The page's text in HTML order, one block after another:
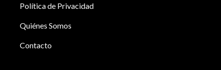
Política de Privacidad
Quiénes Somos
Contacto